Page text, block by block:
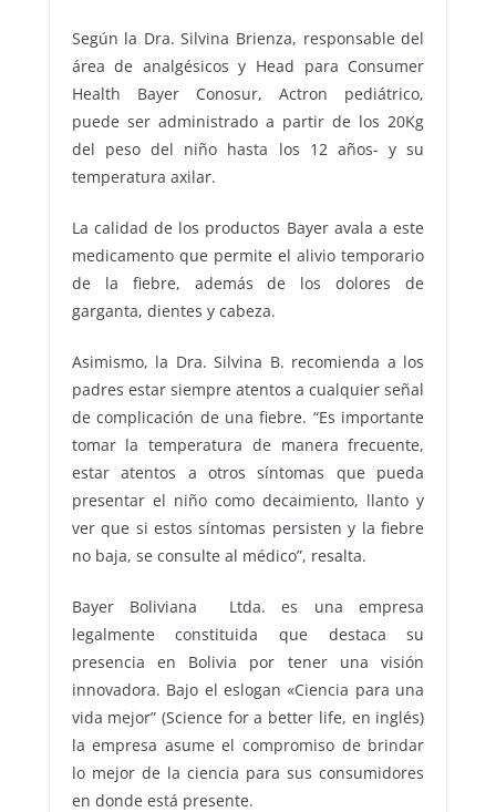
Según la Dra. Silvina Brienza, responsable del
área de analgésicos y Head para Consumer
Health Bayer Conosur, Actron pediátrico,
puede ser administrado a partir de los 20Kg
del peso del niño hasta los 12 años- y su
temperatura axilar.
La calidad de los productos Bayer avala a este
medicamento que permite el alivio temporario
de la fiebre, además de los dolores de
garganta, dientes y cabeza.
Asimismo, la Dra. Silvina B. recomienda a los
padres estar siempre atentos a cualquier señal
de complicación de una fiebre. “Es importante
tomar la temperatura de manera frecuente,
estar atentos a otros síntomas que pueda
presentar el niño como decaimiento, llanto y
ver que si estos síntomas persisten y la fiebre
no baja, se consulte al médico”, resalta.
Bayer Boliviana Ltda. es una empresa
legalmente constituida que destaca su
presencia en Bolivia por tener una visión
innovadora. Bajo el eslogan «Ciencia para una
vida mejor” (Science for a better life, en inglés)
la empresa asume el compromiso de brindar
lo mejor de la ciencia para sus consumidores
en donde está presente.